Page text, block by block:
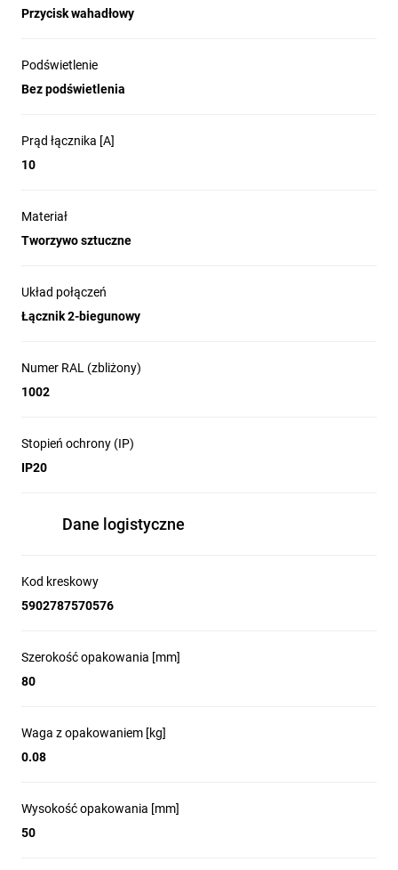
Przycisk wahadłowy
Podświetlenie
Bez podświetlenia
Prąd łącznika [A]
10
Materiał
Tworzywo sztuczne
Układ połączeń
Łącznik 2-biegunowy
Numer RAL (zbliżony)
1002
Stopień ochrony (IP)
IP20
Dane logistyczne
Kod kreskowy
5902787570576
Szerokość opakowania [mm]
80
Waga z opakowaniem [kg]
0.08
Wysokość opakowania [mm]
50